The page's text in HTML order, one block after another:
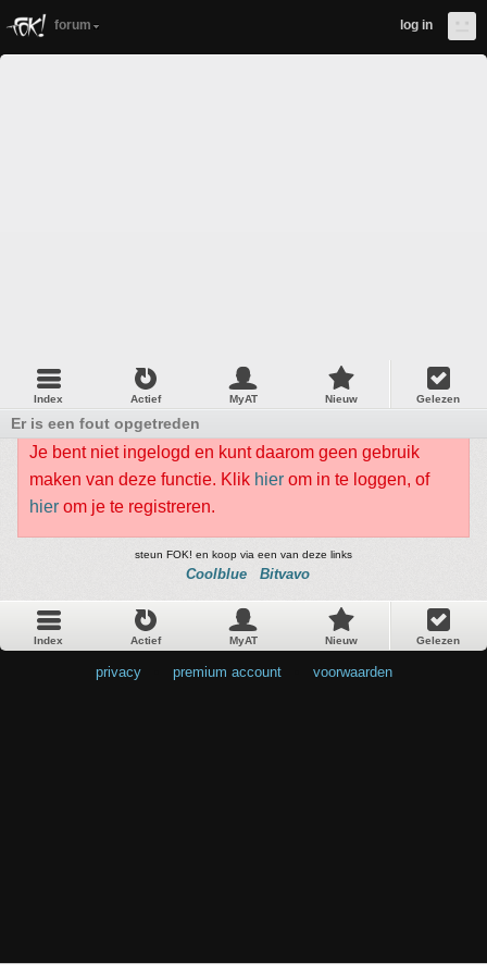
forum log in
Index Actief MyAT Nieuw Gelezen
Er is een fout opgetreden
Je bent niet ingelogd en kunt daarom geen gebruik
maken van deze functie. Klik hierom in te loggen, of
hierom je te registreren.
steun FOK! en koop via een van deze links
Coolblue Bitvavo
Index Actief MyAT Nieuw Gelezen
privacy premium account voorwaarden